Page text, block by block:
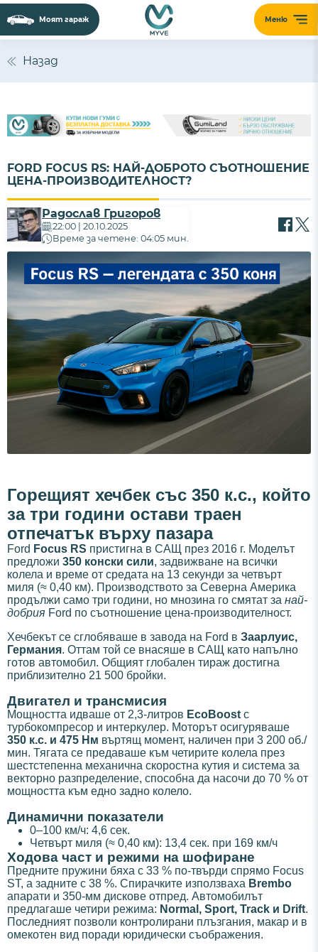
Меню
Моят гараж
Назад
FORD FOCUS RS: НАЙ-ДОБРОТО СЪОТНОШЕНИЕ
ЦЕНА-ПРОИЗВОДИТЕЛНОСТ?
Радослав Григоров
22:00 | 20.10.2025
Време за четене: 04:05 мин.
Горещият хечбек със 350 к.с., който
за три години остави траен
отпечатък върху пазара
Ford Focus RS пристигна в САЩ през 2016 г. Моделът
предложи 350 конски сили, задвижване на всички
колела и време от средата на 13 секунди за четвърт
миля (≈ 0,40 км). Производството за Северна Америка
продължи само три години, но мнозина го смятат за най-
добрия Ford по съотношение цена-производителност.
Хечбекът се сглобяваше в завода на Ford в Заарлуис,
Германия. Оттам той се внасяше в САЩ като напълно
готов автомобил. Общият глобален тираж достигна
приблизително 21 500 бройки.
Двигател и трансмисия
Мощността идваше от 2,3-литров EcoBoost с
турбокомпресор и интеркулер. Моторът осигуряваше
350 к.с. и 475 Нм въртящ момент, наличен при 3 200 об./
мин. Тягата се предаваше към четирите колела през
шестстепенна механична скоростна кутия и система за
векторно разпределение, способна да насочи до 70 % от
мощността към едно задно колело.
Динамични показатели
0–100 км/ч: 4,6 сек.
Четвърт миля (≈ 0,40 км): 13,4 сек. при 169 км/ч
Ходова част и режими на шофиране
Предните пружини бяха с 33 % по-твърди спрямо Focus
ST, а задните с 38 %. Спирачките използваха Brembo
апарати и 350-мм дискове отпред. Автомобилът
предлагаше четири режима: Normal, Sport, Track и Drift.
Последният позволи контролирани плъзгания, макар и в
омекотен вид поради юридически съображения.